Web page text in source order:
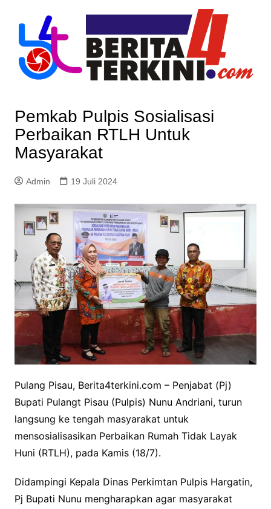
content
Pemkab Pulpis Sosialisasi
Perbaikan RTLH Untuk
Masyarakat
Admin 19 Juli 2024
Pulang Pisau, Berita4terkini.com – Penjabat (Pj)
Bupati Pulangt Pisau (Pulpis) Nunu Andriani, turun
langsung ke tengah masyarakat untuk
mensosialisasikan Perbaikan Rumah Tidak Layak
Huni (RTLH), pada Kamis (18/7).
Didampingi Kepala Dinas Perkimtan Pulpis Hargatin,
Pj Bupati Nunu mengharapkan agar masyarakat